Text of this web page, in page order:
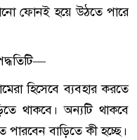
ফোনই হয়ে উঠতে পারে
হিসেবে ব্যবহার করতে
থাকবে। অন্যটি থাকবে
বাড়িতে কী হচ্ছে।